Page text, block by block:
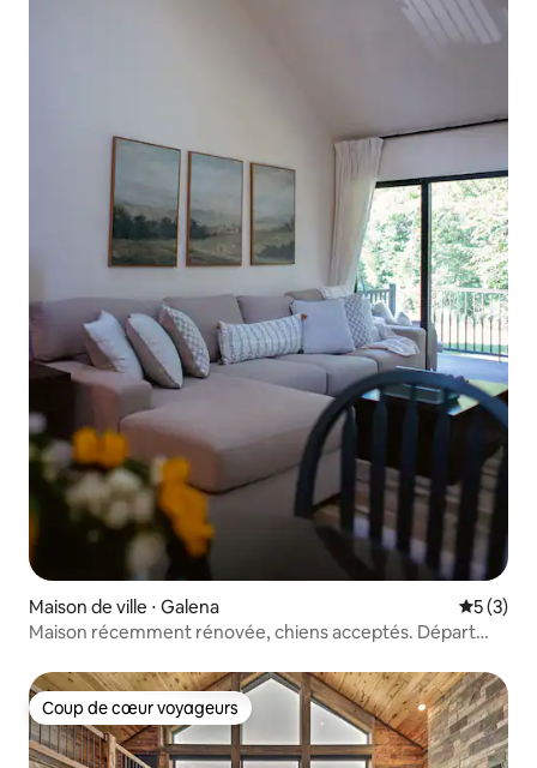
Maison de ville ⋅ Galena
5 (3)
Maison récemment rénovée, chiens acceptés. Départ
Coup de cœur voyageurs
Coup de cœur voyageurs